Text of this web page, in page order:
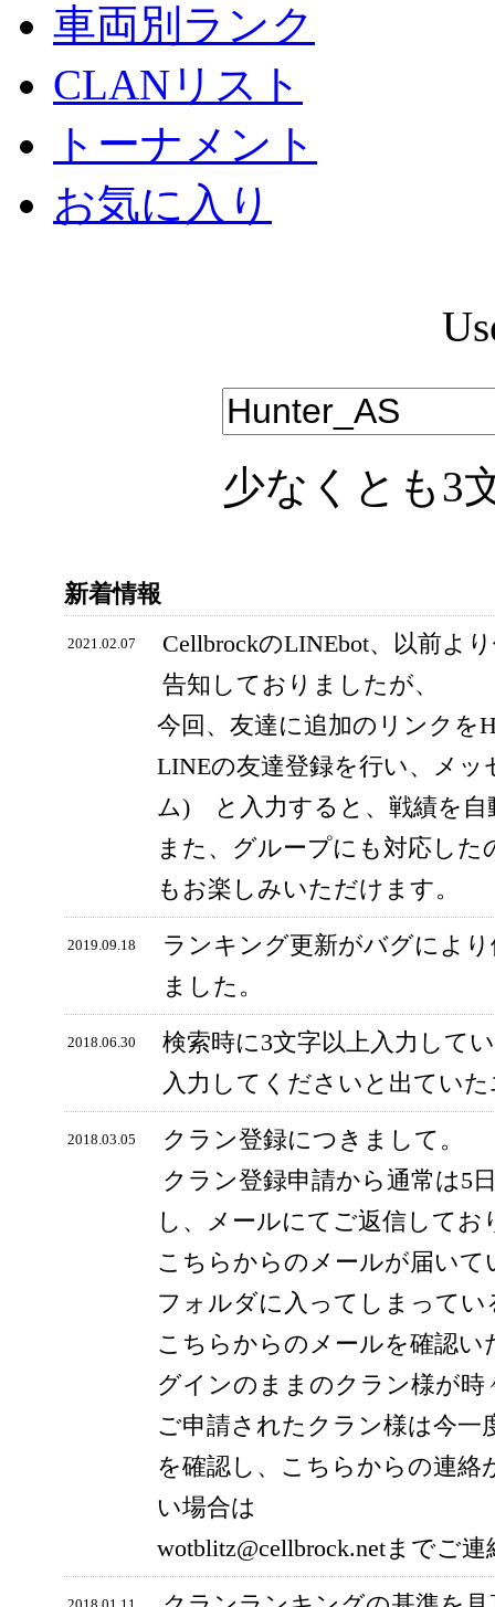
車両別ランク
CLANリスト
トーナメント
お気に入り
少なくとも3
新着情報
2021.02.07
CellbrockのLINEbot、以前よ
告知しておりましたが、
今回、友達に追加のリンクを
LINEの友達登録を行い、メ
ム) と入力すると、戦績を自
また、グループにも対応し
もお楽しみいただけます。
2019.09.18
ランキング更新がバグによ
ました。
2018.06.30
検索時に3文字以上入力して
入力してくださいと出てい
2018.03.05
クラン登録につきまして。
クラン登録申請から通常は5
し、メールにてご返信してお
こちらからのメールが届い
フォルダに入ってしまってい
こちらからのメールを確認
グインのままのクラン様が時
ご申請されたクラン様は今一
を確認し、こちらからの連
い場合は
wotblitz@cellbrock.netまでご